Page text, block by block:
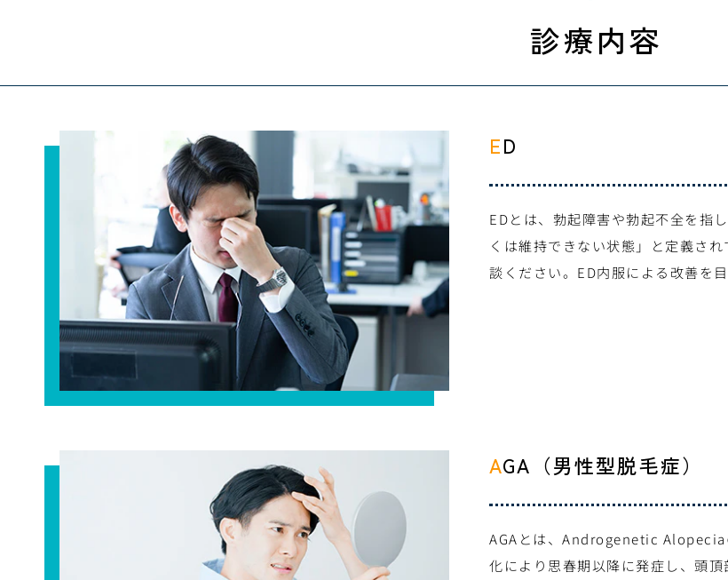
診療内容
ED
EDとは、勃起障害や勃起不全を指
くは維持できない状態」と定義さ
談ください。ED内服による改善を目
AGA（男性型脱毛症）
AGAとは、Androgenetic Alopecia
化により思春期以降に発症し、頭